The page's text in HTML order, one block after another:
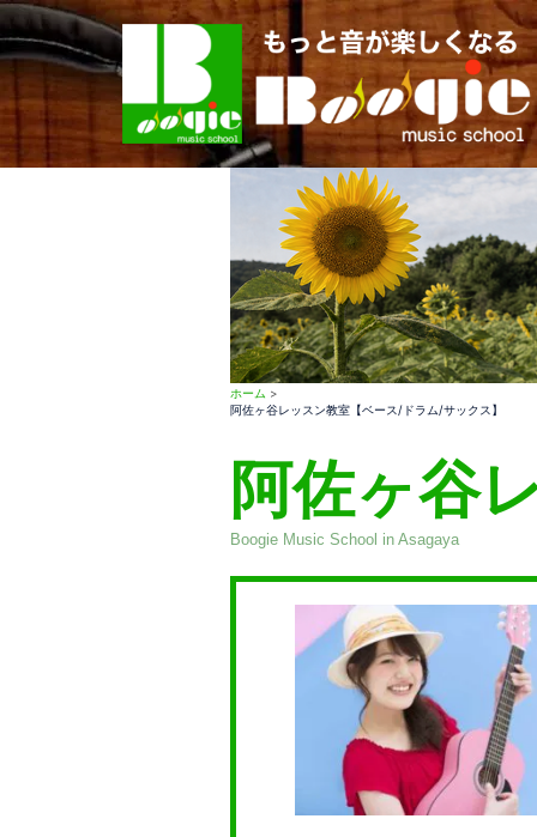
コ
ン
テ
ツ
へ
ホーム >
阿佐ヶ谷レッスン教室【ベース/ドラム/サックス】
阿佐ヶ谷
Boogie Music School in Asagaya